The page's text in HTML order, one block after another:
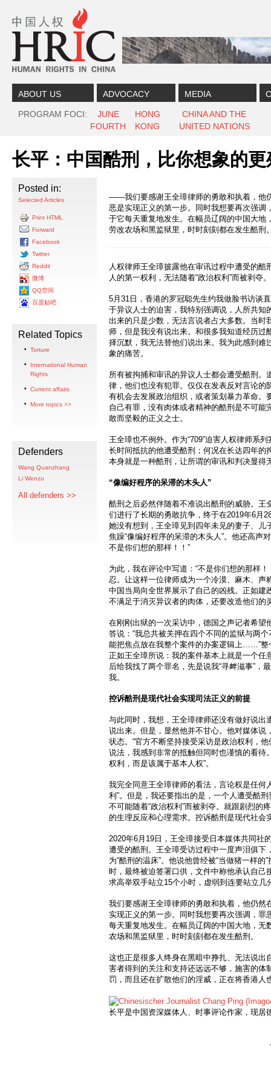
ABOUT US ADVOCACY MEDIA
PROGRAM FOCI
JUNE
FOURTH
HONG
KONG
CHINA AND THE
UNITED NATIONS
长平：中国酷刑，比你想象的更
Posted in:
Selected Articles
Print HTML
Forward
Facebook
Twitter
Reddit
微博
QQ空间
百度贴吧
Related Topics
Torture
International Human
Rights
Current affairs
More topics >>
Defenders
Wang Quanzhang
Li Wenzu
All defenders >>
——我们要感谢王全璋律师的勇敢和执着，他
恶是实现正义的第一步。同时我想要再次强调
于它每天重复地发生。在幅员辽阔的中国大地
劳改农场和黑监狱里，时时刻刻都在发生酷刑
人权律师王全璋披露他在审讯过程中遭受的酷
人的第一权利，无法随着“政治权利”而被剥夺。
5月31日，香港的罗冠聪先生约我做脸书访谈
于异议人士的迫害，我特别强调说，人所共知
出来的只是少数，无法言说者占大多数。当时
师，但是我没有说出来。和很多我知道经历过
择沉默，我无法替他们说出来。我为此感到难
象的痛苦。
所有被拘捕和审讯的异议人士都会遭受酷刑。
律，他们也没有犯罪。仅仅在发表反对言论的
有机会去发展政治组织，或者策划暴力革命。
自己有罪，没有肉体或者精神的酷刑是不可能
敢而坚毅的正义之士。
王全璋也不例外。作为“709”迫害人权律师系
长时间抵抗的他遭受酷刑；何况在长达四年的
本身就是一种酷刑，让所谓的审讯和判决显得
“像编好程序的呆滞的木头人”
酷刑之后必然伴随着不准说出酷刑的威胁。王
们进行了长期的勇敢抗争，终于在2019年6月
她没有想到，王全璋见到四年未见的妻子、儿
焦躁“像编好程序的呆滞的木头人”。他还高声
不是你们想的那样！！”
为此，我在评论中写道：“不是你们想的那样
忍。让这样一位律师成为一个冷漠、麻木、声
中国当局向全世界展示了自己的凶残。正如建
不满足于消灭异议者的肉体，还要改造他们的
在刚刚出狱的一次采访中，德国之声记者希望
答说：“我总共被关押在四个不同的监狱与两
能把焦点放在我整个案件的办案逻辑上……”整
正如王全璋所说：我的案件基本上就是一个任
后给我找了两个罪名，先是说我“寻衅滋事”，
我。
控诉酷刑是现代社会实现司法正义的前提
与此同时，我想，王全璋律师还没有做好说出
说出来。但是，显然他并不甘心。他对媒体说
状态。“官方不断坚持接受采访是政治权利，
说法，我感到非常的抵触但同时也谨慎的看待
权利，而是该属于基本人权”。
我完全同意王全璋律师的看法，言论权是任何
利”。但是，我还要指出的是，一个人遭受酷
不可能随着“政治权利”而被剥夺。就跟剧烈的
的生理反应和心理需求。控诉酷刑是现代社会
2020年6月19日，王全璋接受日本媒体共同社
遭受的酷刑。王全璋受访过程中一度声泪俱下
为“酷刑的温床”。他说他曾经被“当做猪一样
时，最终被迫签署口供，文件中称他承认自己
求高举双手站立15个小时，虚弱到连要站立几
我们要感谢王全璋律师的勇敢和执着，他仍然
实现正义的第一步。同时我想要再次强调，罪
每天重复地发生。在幅员辽阔的中国大地，无
农场和黑监狱里，时时刻刻都在发生酷刑。
这也正是很多人终身在黑暗中挣扎、无法说出
害者得到的关注和支持还远远不够，施害的体
罚，而且还在扩散他们的淫威，正在将香港人
长平是中国资深媒体人、时事评论作家，现居